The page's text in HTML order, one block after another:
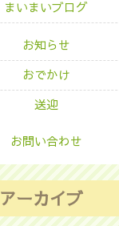
まいまいブログ
お知らせ
おでかけ
送迎
お問い合わせ
アーカイブ